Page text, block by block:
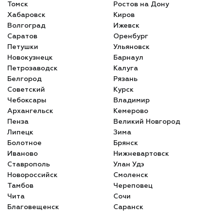
Томск
Ростов на Дону
Хабаровск
Киров
Волгоград
Ижевск
Саратов
Оренбург
Петушки
Ульяновск
Новокузнецк
Барнаул
Петрозаводск
Калуга
Белгород
Рязань
Советский
Курск
Чебоксары
Владимир
Архангельск
Кемерово
Пенза
Великий Новгород
Липецк
Зима
Болотное
Брянск
Иваново
Нижневартовск
Ставрополь
Улан Удэ
Новороссийск
Смоленск
Тамбов
Череповец
Чита
Сочи
Благовещенск
Саранск